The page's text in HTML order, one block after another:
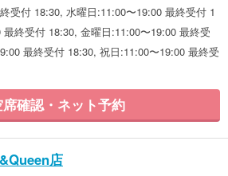
受付 18:30, 水曜日:11:00〜19:00 最終受付 1
終受付 18:30, 金曜日:11:00〜19:00 最終受
最終受付 18:30, 祝日:11:00〜19:00 最終受
席確認・ネット予約
店